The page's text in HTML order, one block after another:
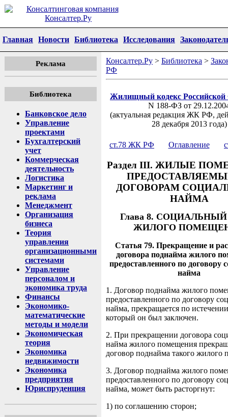
Главная Новости Библиотека Исследования
Реклама
Библиотека
Банковское дело
Управление
проектами
Бухгалтерский
учет
Коммерческая
деятельность
Логистика
Маркетинг и
реклама
Менеджмент
Организация
бизнеса
Теория
управления
организационными
системами
Управление
персоналом и
экономика труда
Финансы
Экономико-
математические
методы и модели
Экономическая
теория
Экономика
недвижимости
Экономика
предприятия
Юриспруденция
Консалтер.Ру > Библиотека >
РФ
Жилищный кодекс Российской
N 188-ФЗ от
(актуальная редакция ЖК РФ,
28 декабря 2013 года)
ст.78 ЖК РФ Оглавление
Раздел III. ЖИЛЫЕ
ДОГОВОРАМ
НАЙМА
Глава 8.
ЖИЛОГО
Статья 79. Прекращение и
договора поднайма жилого
предоставленного по договору
найма
1. Договор поднайма жилого
предоставленного по договору
найма, прекращается по
который он был заключен.
2. При прекращении договора
найма жилого помещения
договор поднайма такого жилого
3. Договор поднайма жилого
предоставленного по договору
найма, может быть расторгнут:
1) по соглашению сторон;